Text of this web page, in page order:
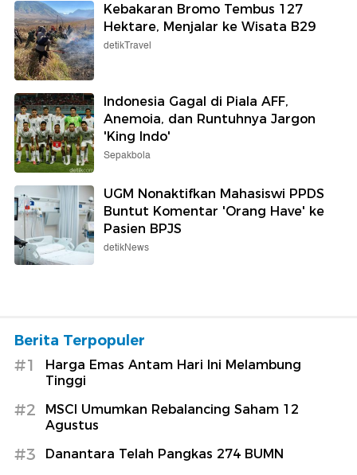
Kebakaran Bromo Tembus 127
Hektare, Menjalar ke Wisata B29
detikTravel
Indonesia Gagal di Piala AFF,
Anemoia, dan Runtuhnya Jargon
'King Indo'
Sepakbola
UGM Nonaktifkan Mahasiswi PPDS
Buntut Komentar 'Orang Have' ke
Pasien BPJS
detikNews
Berita Terpopuler
#1
Harga Emas Antam Hari Ini Melambung
Tinggi
#2
MSCI Umumkan Rebalancing Saham 12
Agustus
#3 Danantara Telah Pangkas 274 BUMN